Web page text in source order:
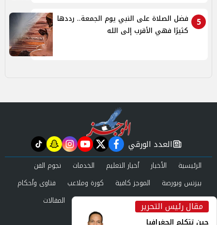
5
فضل الصلاة على النبي يوم الجمعة.. رددها
كثيرًا فهي الأقرب إلى الله
مقال رئيس التحرير
حين تتكلم الجغرافيا
newspaper
العدد الورقي facebook
twitter
youtube
instagram
snapchat
tiktok
الرئيسية الأخبار أخبار التعليم الخدمات
نجوم الفن
بيزنس وبورصة
الموجز كافية كورة وملاعب
فتاوى وأحكام
صحة وجمال
عرب وعالم حوادث ومحاكم
المقالات
العدد الورقي